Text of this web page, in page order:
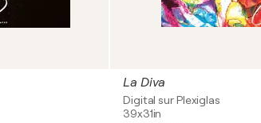
La Diva
Digital sur Plexiglas
39x31in